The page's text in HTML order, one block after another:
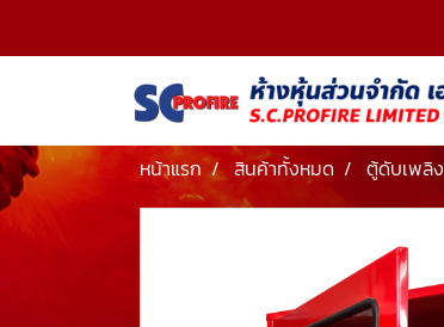
หน้าแรก สินค้าทั้งหมด ตู้ดับเพลิง